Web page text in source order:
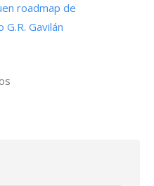
roadmap de
Gavilán